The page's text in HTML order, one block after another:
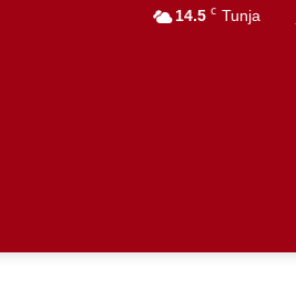
14.5 C Tunja